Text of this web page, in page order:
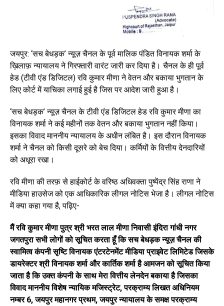
जयपुर: ‘सच बेधड़क’ न्यूज़ चैनल के पूर्व मालिक पंडित विनायक शर्मा के
ख़िलाफ़ न्यायालय ने गिरफ्तारी वारंट जारी कर दिया है। चैनल के ही पूर्व
हेड (टीवी एंड डिजिटल) रवि कुमार मीणा ने वेतन और बकाया भुगतान के
लिए कोर्ट में याचिका लगाई हुई है जिस पर आदेश जारी हुआ है।
‘सच बेधड़क’ न्यूज़ चैनल के टीवी एंड डिजिटल हेड रवि कुमार मीणा का
विनायक शर्मा ने कई महीनों तक वेतन और बकाया भुगतान नहीं किया।
इसका विवाद माननीय न्यायालय के अधीन लंबित है। इस दौरान विनायक
शर्मा ने चैनल को किसी दूसरे को बेच दिया। कर्मियों के वित्तीय देनदारियों
को अधूरा रखा।
रवि मीणा की तरफ़ से हाईकोर्ट के वरिष्ठ अधिवक्ता पुष्पेंद्र सिंह राणा ने
मीडिया हाउसेज को एक आधिकारिक लीगल नोटिस भेजा है। लीगल नोटिस
में क्या कहा गया है, पढ़िए-
मैं रवि कुमार मीणा पुत्र श्री भरत लाल मीणा निवासी इंदिरा गांधी नगर
जगतपुरा सभी लोगों को सूचित करता हूँ कि सच बेधड़क न्यूज़ चैनल की
स्वामित्व कंपनी सृष्टि विनायक एंटरटेनमेंट मीडिया प्राइवेट लिमिटेड जिसके
डायरेक्टर श्री विनायक शर्मा और कार्तिक शर्मा है आमजन को सूचित किया
जाता है कि उक्त कंपनी के साथ मेरा वित्तीय लेनदेन बकाया है जिसका
विवाद माननीय विशेष न्यायिक मजिस्ट्रेट, परक्राम्य लिखत अधिनियम
नम्बर 6, जयपुर महानगर प्रथम, जयपुर न्यायालय के समक्ष परक्राम्य